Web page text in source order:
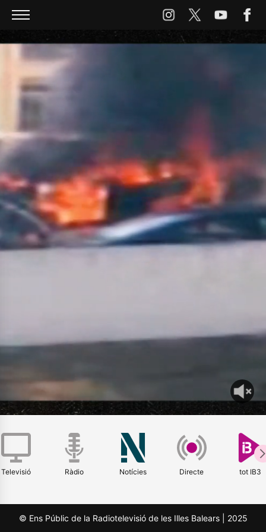
Televisió Ràdio Notícies Directe tot IB3
© Ens Públic de la Radiotelevisió de les Illes Balears | 2025